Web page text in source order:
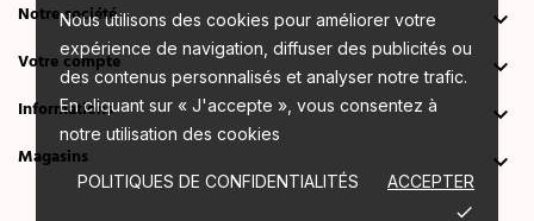
Nous utilisons des cookies pour améliorer votre
expérience de navigation, diffuser des publicités ou
des contenus personnalisés et analyser notre trafic.
En cliquant sur « J'accepte », vous consentez à
notre utilisation des cookies
POLITIQUES DE CONFIDENTIALITÉS
ACCEPTER
done
Notre société 
Votre compte 
Informations 
Magasins 